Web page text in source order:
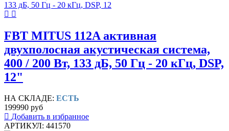
FBT MITUS 112A активная
двухполосная акустическая система,
400 / 200 Вт, 133 дБ, 50 Гц - 20 кГц, DSP,
12"
НА СКЛАДЕ: ЕСТЬ
199990 руб
Добавить в избранное
АРТИКУЛ: 441570